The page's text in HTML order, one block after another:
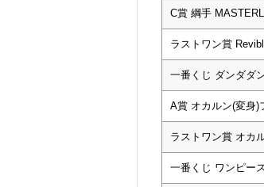
C賞 綱手
ラストワン賞
一番くじ ダンダダ
A賞 オカルン(変身)
ラストワン賞 オカ
一番くじ ワンピー